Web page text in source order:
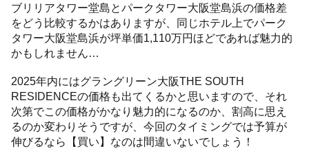
ブリリアタワー堂島とパークタワー大阪堂島浜の価格差
をどう比較するかはありますが、同じホテル上でパーク
タワー大阪堂島浜が坪単価1,110万円ほどであれば魅力的
かもしれません…
2025年内にはグラングリーン大阪THE SOUTH
RESIDENCEの価格も出てくるかと思いますので、それ
次第でこの価格がかなり魅力的になるのか、割高に思え
るのか変わりそうですが、今回のタイミングでは予算が
伸びるなら【買い】なのは間違いないでしょう！